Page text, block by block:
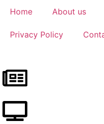
Home About us
Privacy Policy